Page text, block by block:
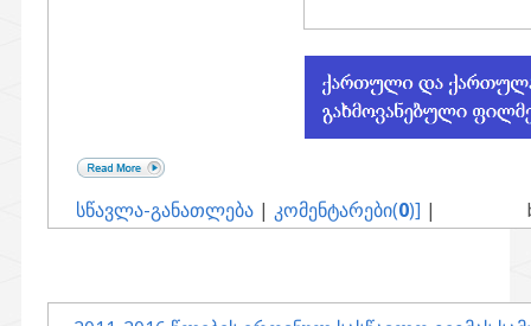
სწავლა-განათლება | კომენტარები(0)] |